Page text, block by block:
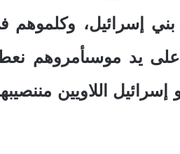
بني إسرائيل،
على يد موسىأمروهم
إسرائيل اللاويين